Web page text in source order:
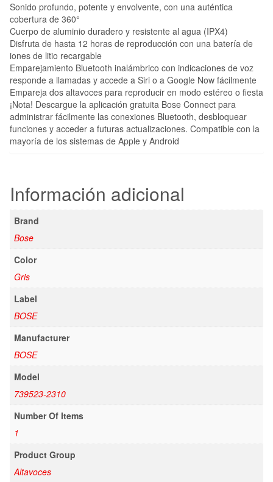
Sonido profundo, potente y envolvente, con una auténtica
cobertura de 360°
Cuerpo de aluminio duradero y resistente al agua (IPX4)
Disfruta de hasta 12 horas de reproducción con una batería de
iones de litio recargable
Emparejamiento Bluetooth inalámbrico con indicaciones de voz
responde a llamadas y accede a Siri o a Google Now fácilmente
Empareja dos altavoces para reproducir en modo estéreo o fiesta
¡Nota! Descargue la aplicación gratuita Bose Connect para
administrar fácilmente las conexiones Bluetooth, desbloquear
funciones y acceder a futuras actualizaciones. Compatible con la
mayoría de los sistemas de Apple y Android
Información adicional
Brand
Bose
Color
Gris
Label
BOSE
Manufacturer
BOSE
Model
739523-2310
Number Of Items
1
Product Group
Altavoces